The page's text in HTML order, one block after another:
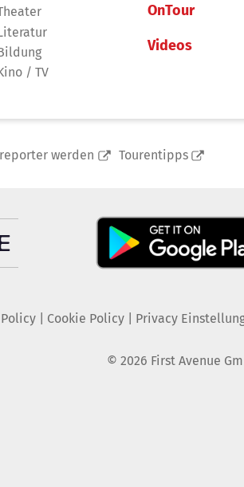
/ TV
OnTour
Videos
werden Tourentipps
| Cookie Policy| Privacy
© 2026 First Avenue